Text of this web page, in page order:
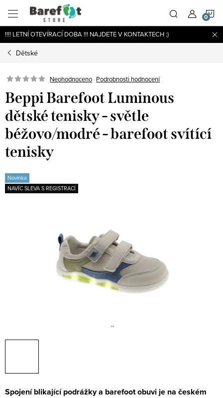
obsah
!!!! LETNÍ OTEVÍRACÍ DOBA !!! NAJDETE V KONTAKTECH :)
Dětské
Neohodnoceno Podrobnosti hodnocení
Beppi Barefoot Luminous
dětské tenisky - světle
béžovo/modré - barefoot svítící
tenisky
Novinka
NAVÍC SLEVA S REGISTRACÍ
Spojení blikající podrážky a barefoot obuvi je na českém